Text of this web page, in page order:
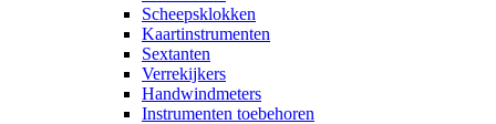
Scheepsklokken
Kaartinstrumenten
Sextanten
Verrekijkers
Handwindmeters
Instrumenten toebehoren